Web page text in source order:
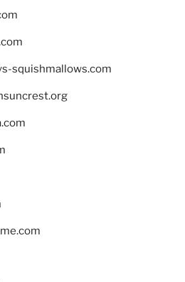
squishmallows.com